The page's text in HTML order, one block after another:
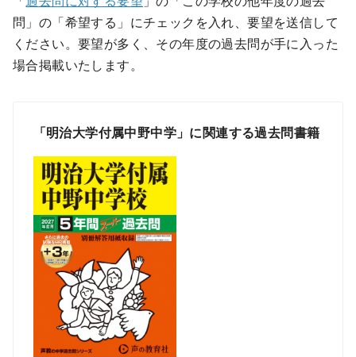
問」の「希望する」にチェックを入れ、要望を送信して
ください。要望が多く、その年度の過去問が手に入った
場合掲載いたします。
「明治大学付属中野中学」に関連する過去問書籍